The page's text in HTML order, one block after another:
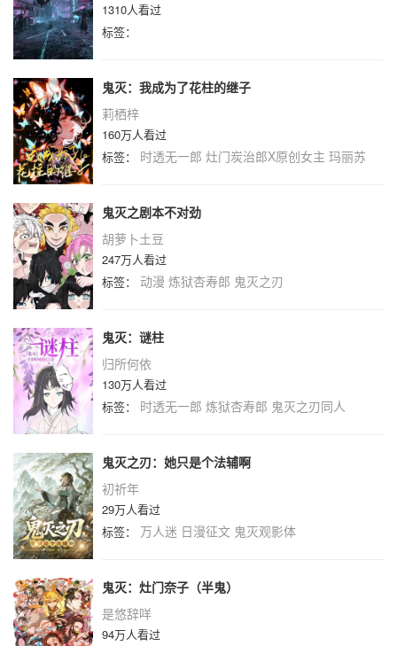
1310人看过
标签：
鬼灭：我成为了花柱的继子
莉栖梓
160万人看过
标签： 时透无一郎 灶门炭治郎X原创女主 玛丽苏
鬼灭之剧本不对劲
胡萝卜土豆
247万人看过
标签： 动漫 炼狱杏寿郎 鬼灭之刃
鬼灭：谜柱
归所何依
130万人看过
标签： 时透无一郎 炼狱杏寿郎 鬼灭之刃同人
鬼灭之刃：她只是个法辅啊
初祈年
29万人看过
标签： 万人迷 日漫征文 鬼灭观影体
鬼灭：灶门奈子（半鬼）
是悠辞咩
94万人看过